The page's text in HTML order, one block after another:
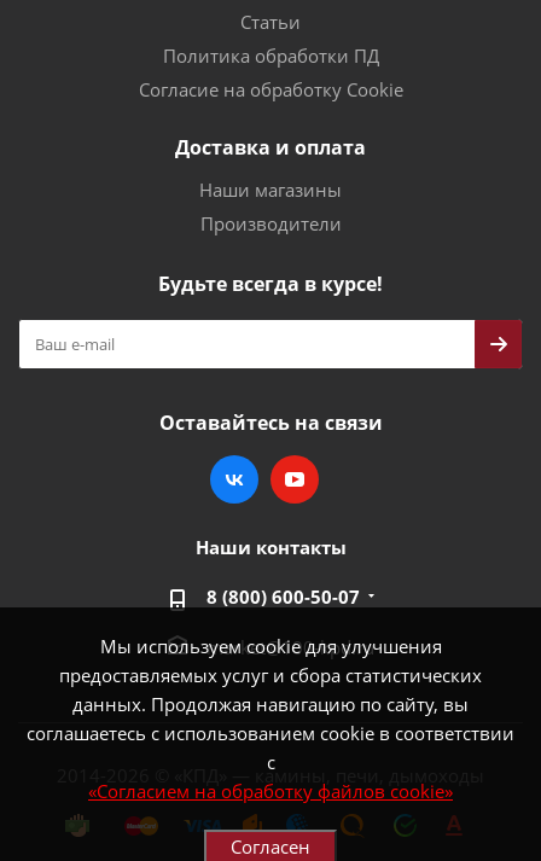
Мы используем cookie для улучшения
предоставляемых услуг и сбора статистических
данных. Продолжая навигацию по сайту, вы
соглашаетесь с использованием cookie в соответствии
с
«Согласием на обработку файлов cookie»
Согласен
Статьи
Политика обработки ПД
Согласие на обработку Cookie
Доставка и оплата
Наши магазины
Производители
Будьте всегда в курсе!
Оставайтесь на связи
Наши контакты
8 (800) 600-50-07
market@100-kpd.ru
2014-2026 © «КПД» — камины, печи, дымоходы